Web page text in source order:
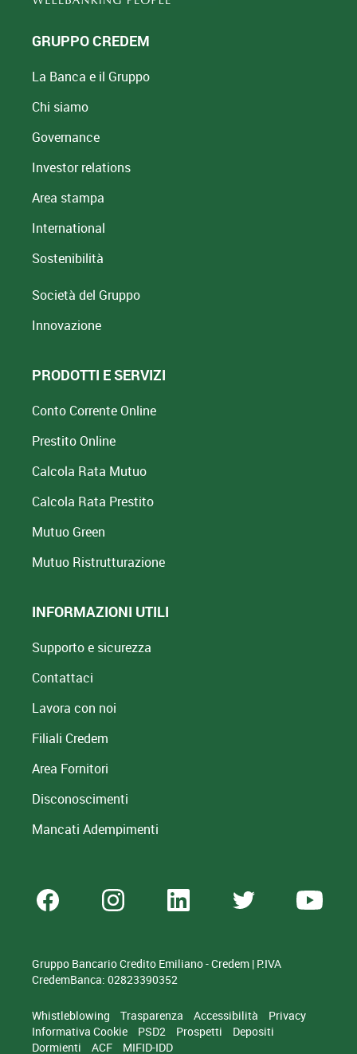
GRUPPO CREDEM
La Banca e il Gruppo
Chi siamo
Governance
Investor relations
Area stampa
International
Sostenibilità
Società del Gruppo
Innovazione
PRODOTTI E SERVIZI
Conto Corrente Online
Prestito Online
Calcola Rata Mutuo
Calcola Rata Prestito
Mutuo Green
Mutuo Ristrutturazione
INFORMAZIONI UTILI
Supporto e sicurezza
Contattaci
Lavora con noi
Filiali Credem
Area Fornitori
Disconoscimenti
Mancati Adempimenti
Gruppo Bancario Credito Emiliano - Credem | P.IVA
CredemBanca: 02823390352
Whistleblowing Trasparenza Accessibilità
Privacy
Informativa Cookie
PSD2 Prospetti
Depositi
Dormienti
ACF MIFID-IDD